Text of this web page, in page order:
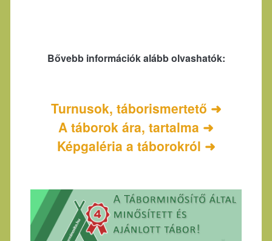
Bővebb információk alább olvashatók:
Turnusok, táborismertető ➜
A táborok ára, tartalma ➜
Képgaléria a táborokról ➜